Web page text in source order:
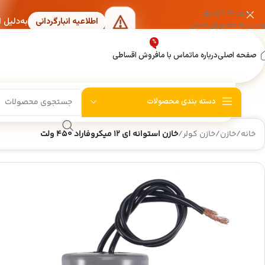
عبور به ناوبری
رفتن به محتوای اصلی
اطلاعیه انبارگردانی
صفحه اصلیدرباره ماتماس با مافروش اقساطی
%
دسته بندی محصولات
خانه/خازن/خازن کولر/خازن استوانه ای 12 میکروفاراد 450 ولت